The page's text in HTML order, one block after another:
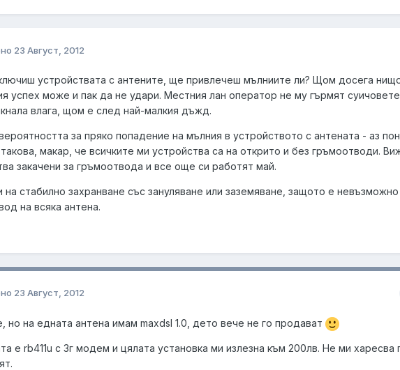
23 Август, 2012
устройствата с антените, ще привлечеш мълниите ли? Щом досега
успех може и пак да не удари. Местния лан оператор не му гърмят
влага, щом е след най-малкия дъжд.
за пряко попадение на мълния в устройството с антената - аз
макар, че всичките ми устройства са на открито и без гръмоотводи.
закачени за гръмоотвода и все още си работят май.
на стабилно захранване със зануляване или заземяване, защото е
на всяка антена.
23 Август, 2012
но на едната антена имам maxdsl 1.0, дето вече не го продават
е rb411u с 3г модем и цялата установка ми излезна към 200лв. Не ми харесва